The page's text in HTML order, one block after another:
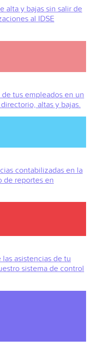
alta y bajas sin salir de
al IDSE
tus empleados en un
altas y bajas.
contabilizadas en la
de reportes en
asistencias de tu
sistema de control